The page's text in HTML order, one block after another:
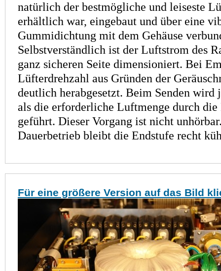
natürlich der bestmögliche und leiseste
erhältlich war, eingebaut und über eine
Gummidichtung mit dem Gehäuse
Selbstverständlich ist der Luftstrom des
ganz sicheren Seite dimensioniert. Bei
Lüfterdrehzahl aus Gründen der
deutlich herabgesetzt. Beim Senden wird
als die erforderliche Luftmenge durch die
geführt. Dieser Vorgang ist nicht
Dauerbetrieb bleibt die Endstufe recht
Für eine größere Version auf das Bild